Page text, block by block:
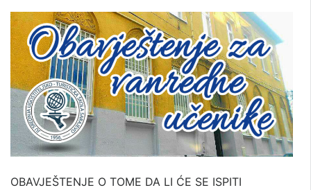
OBAVJEŠTENJE O TOME DA LI ĆE SE ISPITI